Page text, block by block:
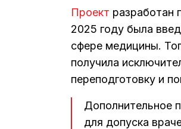
Проект разработан
2025 году была
сфере медицины.
получила
переподготовку и
Дополнительное
для допуска